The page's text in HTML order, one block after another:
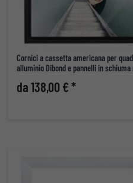
Cornici a cassetta americana per
alluminio Dibond e pannelli in
da 138,00 € *